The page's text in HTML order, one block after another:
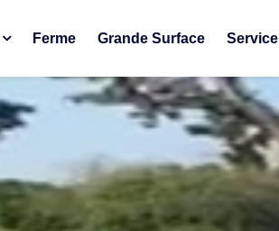
Ferme Grande Surface Service